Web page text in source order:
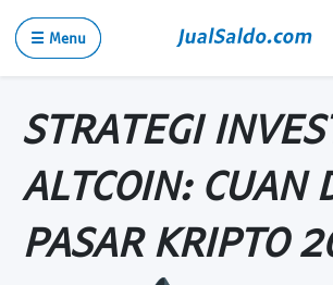
☰ Menu
STRATEGI
ALTCOIN: CUAN
PASAR KRIPTO